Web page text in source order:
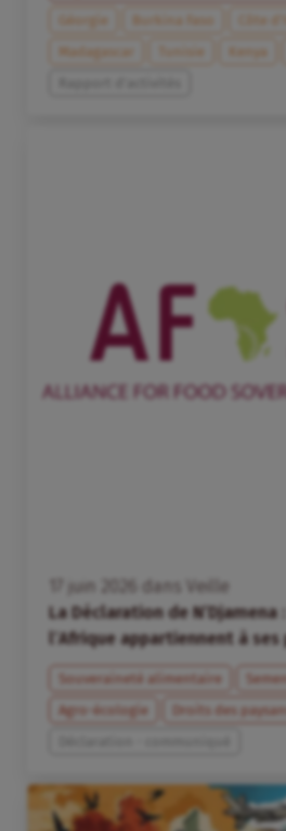
Géorgie Burkina Faso Côte
Madagascar
Tunisie Kenya
juin dans
Veille
La Déclaration de N’Djamena
l’Afrique appartiennent à
Souveraineté alimentaire
Agro-écologie
Droits des